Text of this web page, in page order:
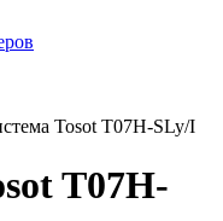
Tosot T07H-SLy/I
T07H-